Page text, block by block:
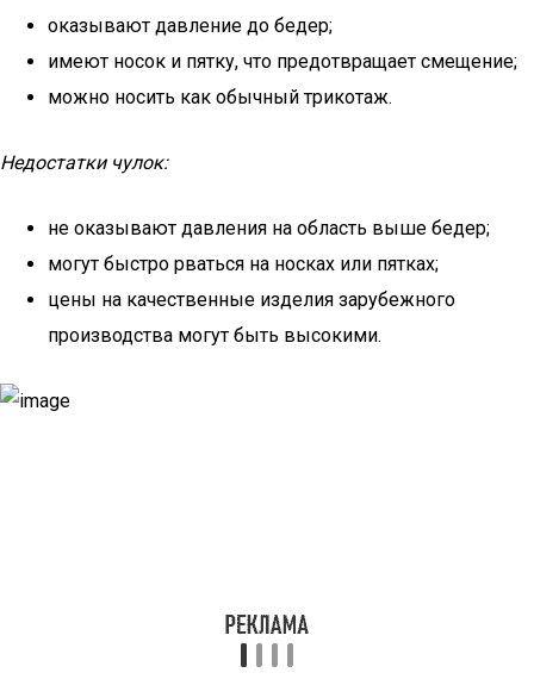
оказывают давление до бедер;
имеют носок и пятку, что предотвращает смещение;
можно носить как обычный трикотаж.
Недостатки чулок:
не оказывают давления на область выше бедер;
могут быстро рваться на носках или пятках;
цены на качественные изделия зарубежного
производства могут быть высокими.